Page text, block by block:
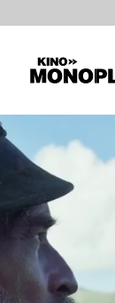
Filme
VOD-